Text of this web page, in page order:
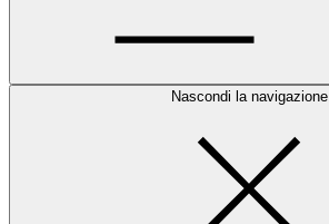
Nascondi la navigazione